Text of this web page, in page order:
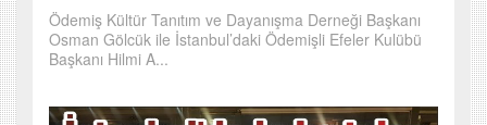
Ödemiş Kültür Tanıtım ve Dayanışma Derneği Başkanı
Osman Gölcük ile İstanbul’daki Ödemişli Efeler Kulübü
Başkanı Hilmi A...